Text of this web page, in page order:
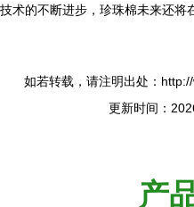
技术的不断进步，珍珠棉未来还将
如若转载，请注明出处：
更新时间：
产